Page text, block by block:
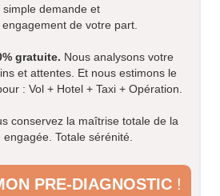
simple demande et
de votre part.
gratuite. Nous analysons votre
et attentes. Et nous estimons le
: Vol + Hotel + Taxi + Opération.
conservez la maîtrise totale de la
Totale sérénité.
PRE-DIAGNOSTIC !